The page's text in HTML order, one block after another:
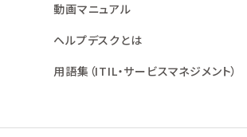
動画マニュアル
ヘルプデスクとは
用語集（ITIL・サービスマネジメント）